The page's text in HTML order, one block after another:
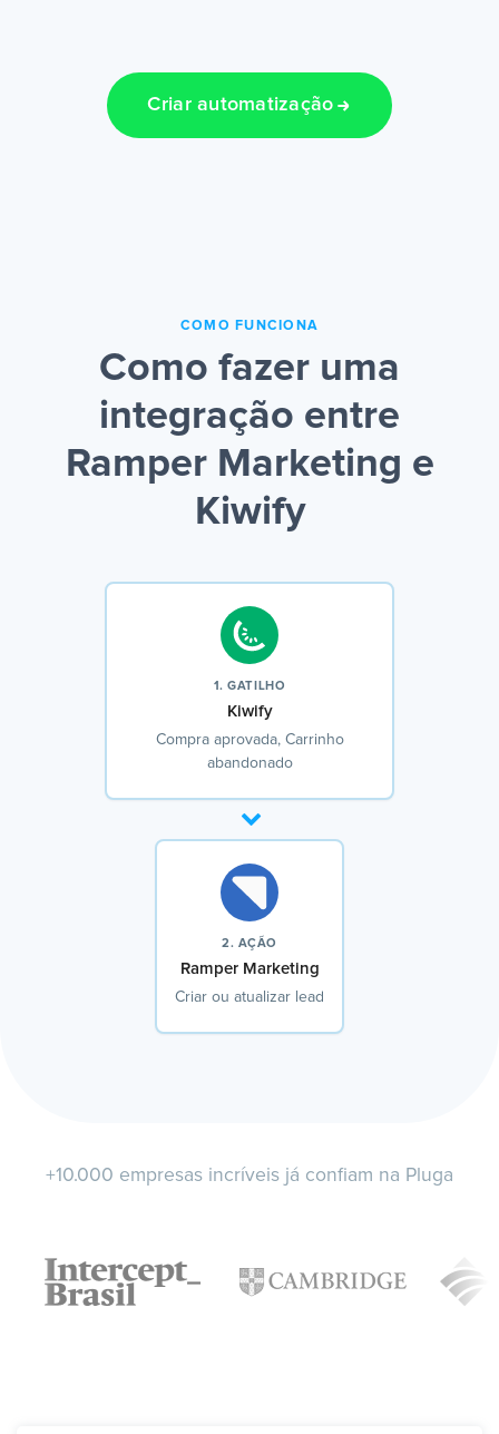
Criar automatização
COMO FUNCIONA
Como fazer uma
integração entre
Ramper Marketing e
Kiwify
1. GATILHO
Kiwify
Compra aprovada, Carrinho
abandonado
2. AÇÃO
Ramper Marketing
Criar ou atualizar lead
+10.000 empresas incríveis já confiam na Pluga